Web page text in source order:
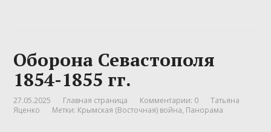
Оборона Севастополя
1854-1855 гг.
27.05.2025 Главная страница Комментарии: 0
Татьяна
Яценко
Метки: Крымская (Восточная) война, Панорама